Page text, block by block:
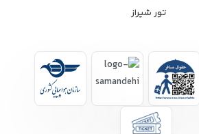
تور شیراز